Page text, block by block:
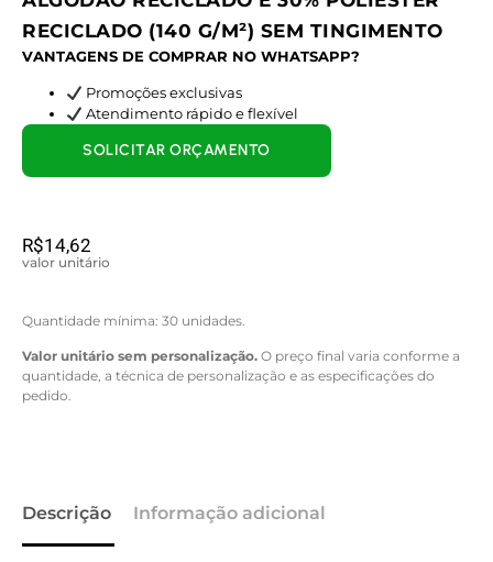
RECICLADO (140 G/M²) SEM TINGIMENTO
VANTAGENS DE COMPRAR NO WHATSAPP?
Promoções exclusivas
Atendimento rápido e flexível
R$14,62
valor unitário
Quantidade mínima: 30 unidades.
Valor unitário sem personalização. O preço final varia conforme a
quantidade, a técnica de personalização e as especificações do
pedido.
SOLICITAR ORÇAMENTO
Descrição Informação adicional